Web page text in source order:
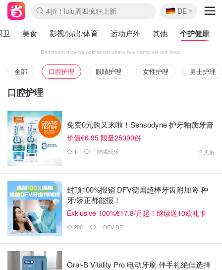
4折！lulu周四疯狂上新
🇩🇪
DE
美食 影视/演出/体育 运动户外 其他 个护健康
Dealmoon may be paid when users buy items via our links.
全部 口腔护理 眼睛护理 女性护理 男士护理
口腔护理
免费0元购又来啦！Sensodyne 护牙釉质牙膏
价值€6.95 限量25000份
1 吃喝玩乐 2 天前
封顶100%报销 DFV德国超棒牙齿附加险 种
牙/矫正都能报！
Exklusive 100%€17.8/月起！继续送10欧礼卡
200 DFV DE
Oral-B Vitality Pro 电动牙刷 伴手礼绝佳选择